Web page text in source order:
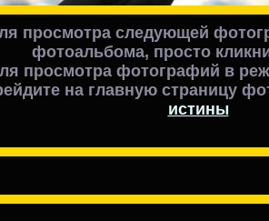
просмотра следующей
фотоальбома, просто
просмотра фотографий в
на главную страницу
истины